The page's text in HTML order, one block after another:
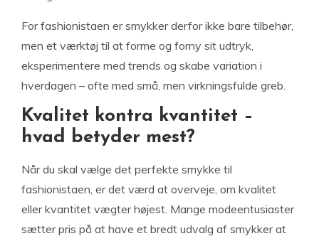
For fashionistaen er smykker derfor ikke bare tilbehør,
men et værktøj til at forme og forny sit udtryk,
eksperimentere med trends og skabe variation i
hverdagen – ofte med små, men virkningsfulde greb.
Kvalitet kontra kvantitet –
hvad betyder mest?
Når du skal vælge det perfekte smykke til
fashionistaen, er det værd at overveje, om kvalitet
eller kvantitet vægter højest. Mange modeentusiaster
sætter pris på at have et bredt udvalg af smykker at